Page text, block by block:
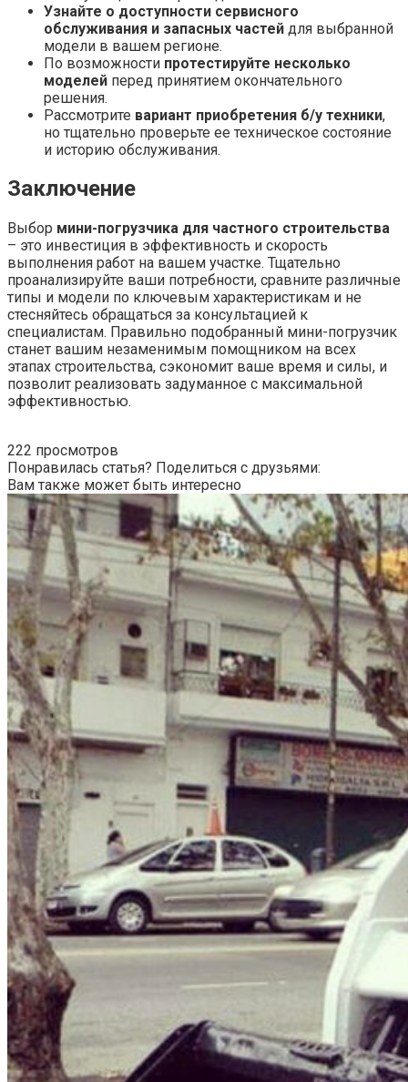
Узнайте о доступности сервисного
обслуживания и запасных частей для выбранной
модели в вашем регионе.
По возможности протестируйте несколько
моделей перед принятием окончательного
решения.
Рассмотрите вариант приобретения б/у техники,
но тщательно проверьте ее техническое состояние
и историю обслуживания.
Заключение
Выбор мини-погрузчика для частного строительства
– это инвестиция в эффективность и скорость
выполнения работ на вашем участке. Тщательно
проанализируйте ваши потребности, сравните различные
типы и модели по ключевым характеристикам и не
стесняйтесь обращаться за консультацией к
специалистам. Правильно подобранный мини-погрузчик
станет вашим незаменимым помощником на всех
этапах строительства, сэкономит ваше время и силы, и
позволит реализовать задуманное с максимальной
эффективностью.
222 просмотров
Понравилась статья? Поделиться с друзьями:
Вам также может быть интересно